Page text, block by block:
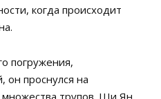
когда происходит
погружения,
он проснулся на
трупов. Ши Ян